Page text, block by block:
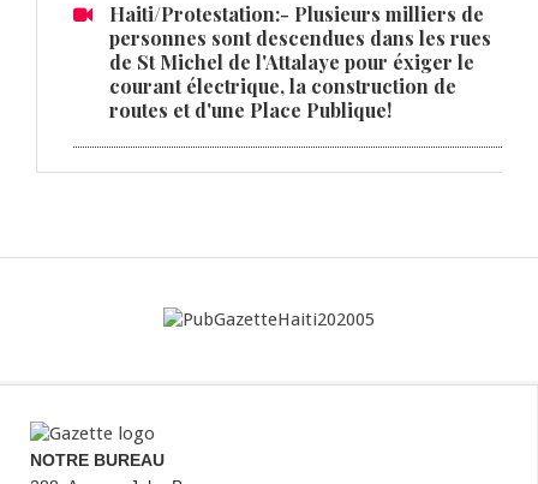
Haiti/Protestation:- Plusieurs milliers de
personnes sont descendues dans les rues
de St Michel de l'Attalaye pour éxiger le
courant électrique, la construction de
routes et d'une Place Publique!
NOTRE BUREAU